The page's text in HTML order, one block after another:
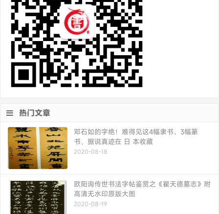
热门文章
邓石如的字绝！难得见这4幅隶书、3幅篆
书，据说真迹在 日 本收藏
2020-08-18
欧阳询传世书法字帖鉴赏之《翟天德墓志》附
高清无水印原版大图
2020-08-19